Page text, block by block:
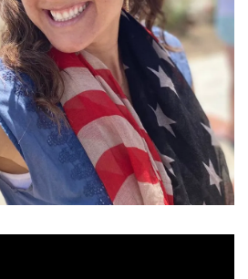
換鏡片